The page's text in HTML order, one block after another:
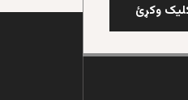
کلیک وکړئ